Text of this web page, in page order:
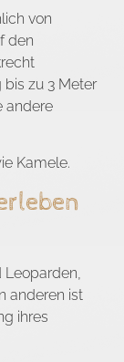
von
den
bis zu 3 Meter
andere
Kamele.
anderen ist
ihres